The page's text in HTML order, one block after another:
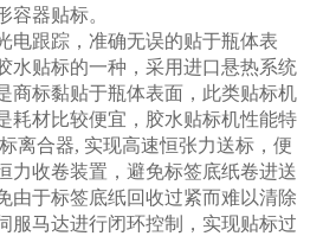
容器贴标。
电跟踪，准确无误的贴于瓶体表
水贴标的一种，采用进口悬热系统
商标黏贴于瓶体表面，此类贴标机
耗材比较便宜，胶水贴标机性能特
离合器, 实现高速恒张力送标，便
力收卷装置，避免标签底纸卷进送
由于标签底纸回收过紧而难以清除
服马达进行闭环控制，实现贴标过